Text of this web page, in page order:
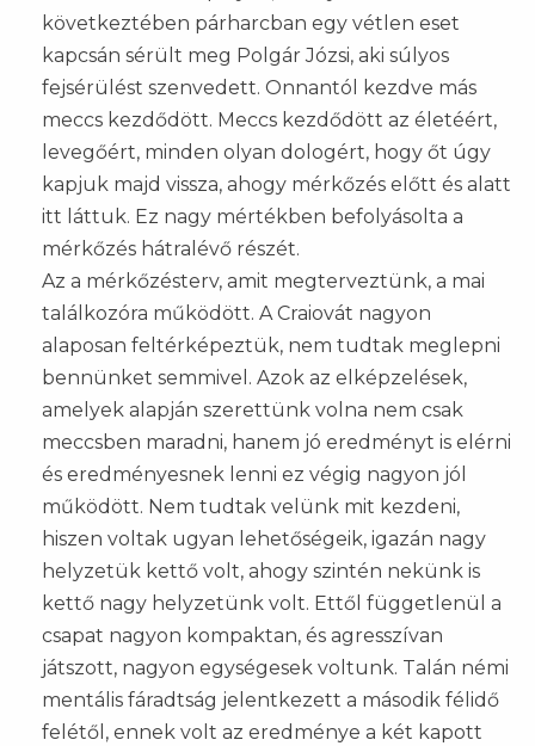
következtében párharcban egy vétlen eset
kapcsán sérült meg Polgár Józsi, aki súlyos
fejsérülést szenvedett. Onnantól kezdve más
meccs kezdődött. Meccs kezdődött az életéért,
levegőért, minden olyan dologért, hogy őt úgy
kapjuk majd vissza, ahogy mérkőzés előtt és alatt
itt láttuk. Ez nagy mértékben befolyásolta a
mérkőzés hátralévő részét.
Az a mérkőzésterv, amit megterveztünk, a mai
találkozóra működött. A Craiovát nagyon
alaposan feltérképeztük, nem tudtak meglepni
bennünket semmivel. Azok az elképzelések,
amelyek alapján szerettünk volna nem csak
meccsben maradni, hanem jó eredményt is elérni
és eredményesnek lenni ez végig nagyon jól
működött. Nem tudtak velünk mit kezdeni,
hiszen voltak ugyan lehetőségeik, igazán nagy
helyzetük kettő volt, ahogy szintén nekünk is
kettő nagy helyzetünk volt. Ettől függetlenül a
csapat nagyon kompaktan, és agresszívan
játszott, nagyon egységesek voltunk. Talán némi
mentális fáradtság jelentkezett a második félidő
felétől, ennek volt az eredménye a két kapott